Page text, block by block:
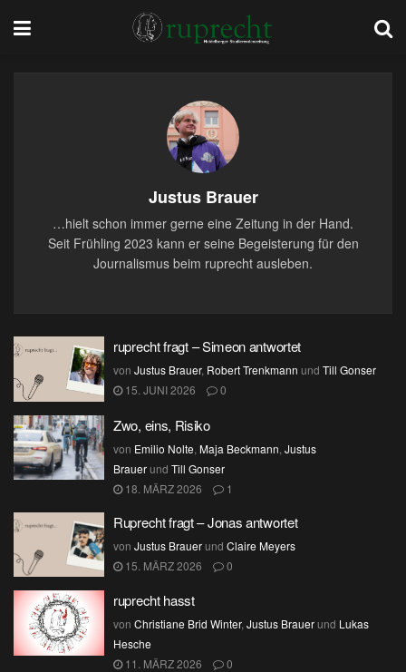
Justus Brauer
…hielt schon immer gerne eine Zeitung in der Hand.
Seit Frühling 2023 kann er seine Begeisterung für den
Journalismus beim ruprecht ausleben.
ruprecht fragt – Simeon antwortet
von Justus Brauer, Robert Trenkmann und Till Gonser
15. JUNI 2026
0
Zwo, eins, Risiko
von Emilio Nolte, Maja Beckmann, Justus
Brauerund Till Gonser
18. MÄRZ 2026
1
Ruprecht fragt – Jonas antwortet
von Justus Brauerund Claire Meyers
15. MÄRZ 2026
0
ruprecht hasst
von Christiane Brid Winter, Justus Brauerund Lukas
Hesche
11. MÄRZ 2026
0